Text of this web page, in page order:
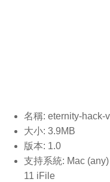
名稱: eternity-hack-
大小: 3.9MB
版本: 1.0
支持系統: Mac
11 iFile